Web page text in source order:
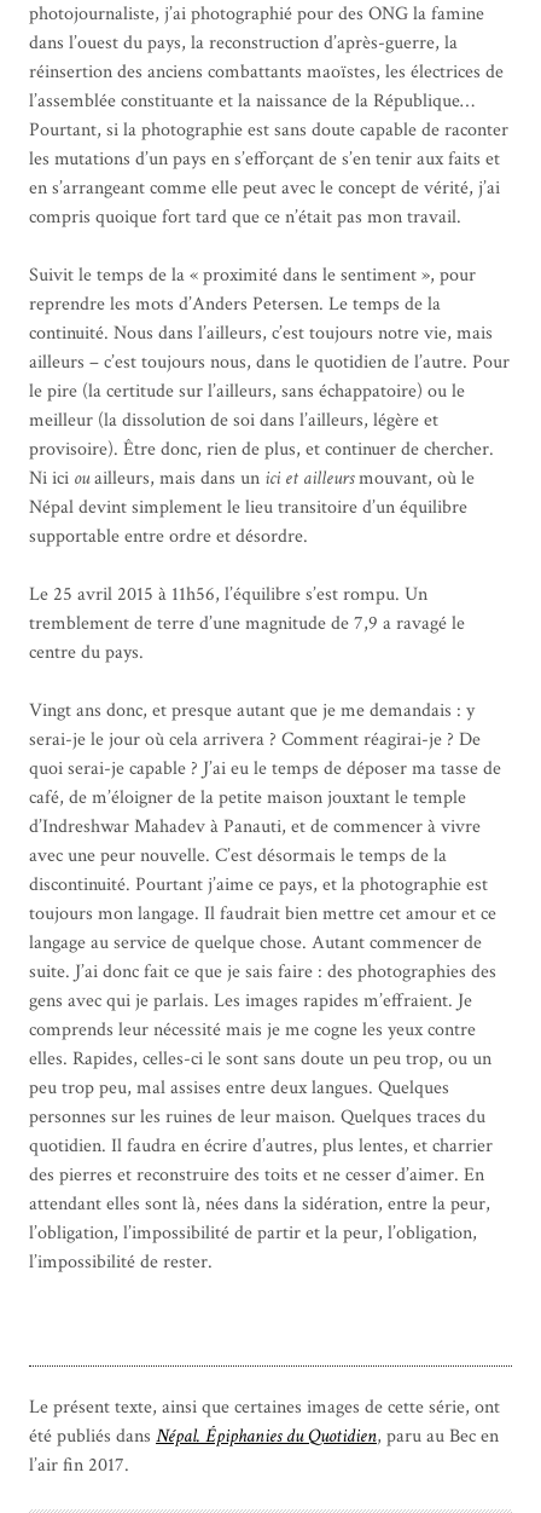
photojournaliste, j’ai photographié pour des ONG la famine
dans l’ouest du pays, la reconstruction d’après-guerre, la
réinsertion des anciens combattants maoïstes, les électrices de
l’assemblée constituante et la naissance de la République…
Pourtant, si la photographie est sans doute capable de raconter
les mutations d’un pays en s’efforçant de s’en tenir aux faits et
en s’arrangeant comme elle peut avec le concept de vérité, j’ai
compris quoique fort tard que ce n’était pas mon travail.
Suivit le temps de la « proximité dans le sentiment », pour
reprendre les mots d’Anders Petersen. Le temps de la
continuité. Nous dans l’ailleurs, c’est toujours notre vie, mais
ailleurs – c’est toujours nous, dans le quotidien de l’autre. Pour
le pire (la certitude sur l’ailleurs, sans échappatoire) ou le
meilleur (la dissolution de soi dans l’ailleurs, légère et
provisoire). Être donc, rien de plus, et continuer de chercher.
Ni ici ouailleurs, mais dans un ici et ailleursmouvant, où le
Népal devint simplement le lieu transitoire d’un équilibre
supportable entre ordre et désordre.
Le 25 avril 2015 à 11h56, l’équilibre s’est rompu. Un
tremblement de terre d’une magnitude de 7,9 a ravagé le
centre du pays.
Vingt ans donc, et presque autant que je me demandais : y
serai-je le jour où cela arrivera ? Comment réagirai-je ? De
quoi serai-je capable ? J’ai eu le temps de déposer ma tasse de
café, de m’éloigner de la petite maison jouxtant le temple
d’Indreshwar Mahadev à Panauti, et de commencer à vivre
avec une peur nouvelle. C’est désormais le temps de la
discontinuité. Pourtant j’aime ce pays, et la photographie est
toujours mon langage. Il faudrait bien mettre cet amour et ce
langage au service de quelque chose. Autant commencer de
suite. J’ai donc fait ce que je sais faire : des photographies des
gens avec qui je parlais. Les images rapides m’effraient. Je
comprends leur nécessité mais je me cogne les yeux contre
elles. Rapides, celles-ci le sont sans doute un peu trop, ou un
peu trop peu, mal assises entre deux langues. Quelques
personnes sur les ruines de leur maison. Quelques traces du
quotidien. Il faudra en écrire d’autres, plus lentes, et charrier
des pierres et reconstruire des toits et ne cesser d’aimer. En
attendant elles sont là, nées dans la sidération, entre la peur,
l’obligation, l’impossibilité de partir et la peur, l’obligation,
l’impossibilité de rester.
Le présent texte, ainsi que certaines images de cette série, ont
été publiés dans Népal. Épiphanies du Quotidien, paru au Bec en
l’air fin 2017.